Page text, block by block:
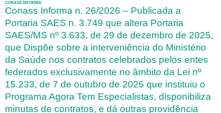
CONASS INFORMA
Conass Informa n. 26/2026 – Publicada a
Portaria SAES n. 3.749 que altera Portaria
SAES/MS nº 3.633, de 29 de dezembro de 2025,
que Dispõe sobre a interveniência do Ministério
da Saúde nos contratos celebrados pelos entes
federados exclusivamente no âmbito da Lei nº
15.233, de 7 de outubro de 2025 que instituiu o
Programa Agora Tem Especialistas, disponibiliza
minutas de contratos, e dá outras providência